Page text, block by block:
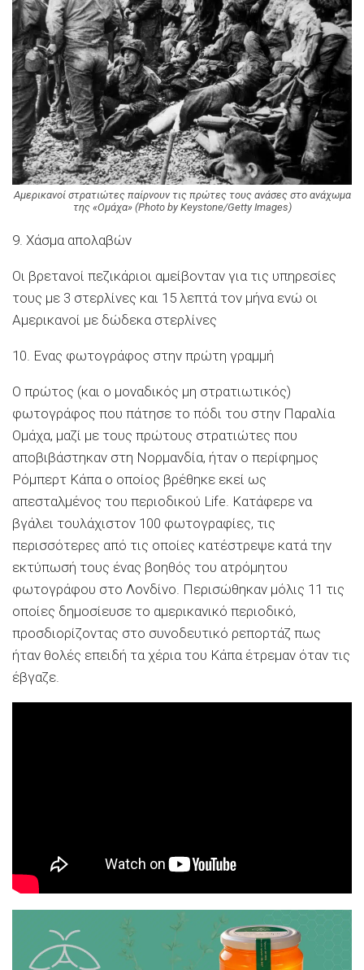
Αμερικανοί στρατιώτες παίρνουν τις πρώτες τους ανάσες στο ανάχωμα
της «Ομάχα» (Photo by Keystone/Getty Images)
9. Χάσμα απολαβών
Οι βρετανοί πεζικάριοι αμείβονταν για τις υπηρεσίες
τους με 3 στερλίνες και 15 λεπτά τον μήνα ενώ οι
Αμερικανοί με δώδεκα στερλίνες
10. Ενας φωτογράφος στην πρώτη γραμμή
Ο πρώτος (και ο μοναδικός μη στρατιωτικός)
φωτογράφος που πάτησε το πόδι του στην Παραλία
Ομάχα, μαζί με τους πρώτους στρατιώτες που
αποβιβάστηκαν στη Νορμανδία, ήταν ο περίφημος
Ρόμπερτ Κάπα ο οποίος βρέθηκε εκεί ως
απεσταλμένος του περιοδικού Life. Κατάφερε να
βγάλει τουλάχιστον 100 φωτογραφίες, τις
περισσότερες από τις οποίες κατέστρεψε κατά την
εκτύπωσή τους ένας βοηθός του ατρόμητου
φωτογράφου στο Λονδίνο. Περισώθηκαν μόλις 11 τις
οποίες δημοσίευσε το αμερικανικό περιοδικό,
προσδιορίζοντας στο συνοδευτικό ρεπορτάζ πως
ήταν θολές επειδή τα χέρια του Κάπα έτρεμαν όταν τις
έβγαζε.